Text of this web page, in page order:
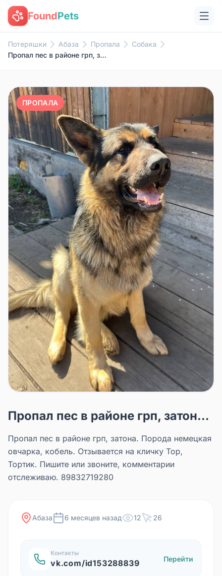
FoundPets
Потеряшки Абаза Пропала
Собака
Пропал пес в районе грп, затон...
ПРОПАЛА
Пропал пес в районе грп, затон...
Пропал пес в районе грп, затона. Порода немецкая
овчарка, кобель. Отзывается на кличку Тор,
Тортик. Пишите или звоните, комментарии
отслеживаю. 89832719280
Абаза 6 месяцев назад 12 26
Контакты
vk.com/id153288839 Перейти